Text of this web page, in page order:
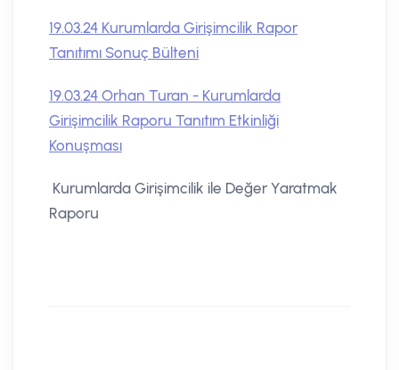
19.03.24 Kurumlarda Girişimcilik Rapor
Tanıtımı Sonuç Bülteni
19.03.24 Orhan Turan - Kurumlarda
Girişimcilik Raporu Tanıtım Etkinliği
Konuşması
Kurumlarda Girişimcilik ile Değer Yaratmak
Raporu